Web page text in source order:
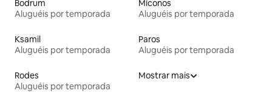
Bodrum
Aluguéis por temporada
Míconos
Aluguéis por temporada
Ksamil
Aluguéis por temporada
Paros
Aluguéis por temporada
Rodes
Aluguéis por temporada
Mostrar mais